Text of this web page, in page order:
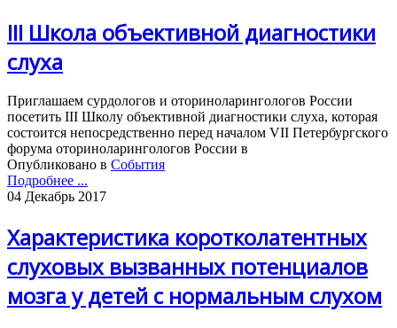
III Школа объективной диагностики
слуха
Приглашаем сурдологов и оториноларингологов России
посетить III Школу объективной диагностики слуха, которая
состоится непосредственно перед началом VII Петербургского
форума оториноларингологов России в
Опубликовано в События
Подробнее ...
04 Декабрь 2017
Характеристика коротколатентных
слуховых вызванных потенциалов
мозга у детей с нормальным слухом